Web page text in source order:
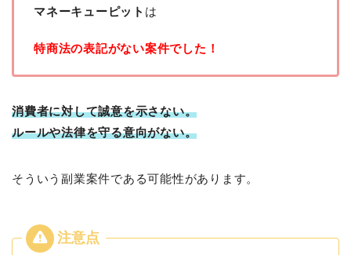
マネーキューピット は
特商法の表記がない案件でした！
消費者に対して誠意を示さない。
ルールや法律を守る意向がない。
そういう副業案件である可能性があります。